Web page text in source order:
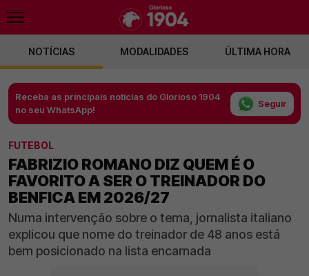
NOTÍCIAS MODALIDADES ÚLTIMA HORA
Receba as principais notícias do Glorioso 1904
no seu WhatsApp!
Seguir
FUTEBOL
FABRIZIO ROMANO DIZ QUEM É O
FAVORITO A SER O TREINADOR DO
BENFICA EM 2026/27
Numa intervenção sobre o tema, jornalista italiano
explicou que nome do treinador de 48 anos está
bem posicionado na lista encarnada